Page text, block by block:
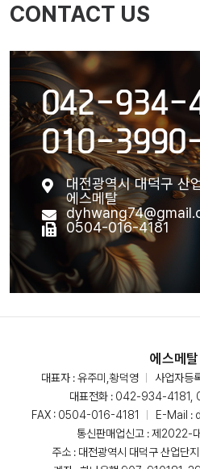
CONTACT US
042-934-
010-
대전광역시 대덕구 산
에스메탈
0504-016-4181
에스메탈
대표자 : 유주미,황덕영
사업자
대표전화 : 042-934-4181,
FAX : 0504-016-4181
E-Mail :
통신판매업신고 : 제2022-
주소 : 대전광역시 대덕구 산업단